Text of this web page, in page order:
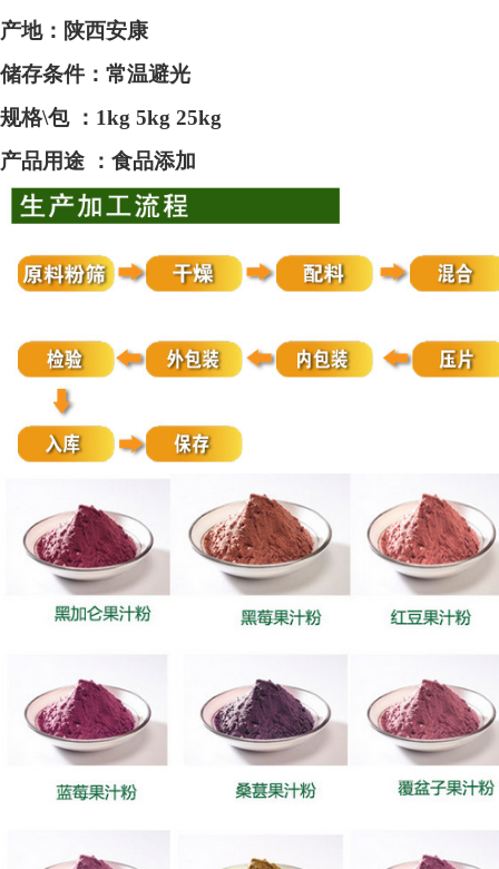
产地： 陕西安康
储存条件：常温避光
规格\包 ：1kg 5kg 25kg
产品用途
：食品添加